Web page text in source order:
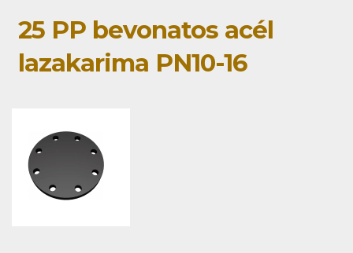
25 PP bevonatos acél
lazakarima PN10-16